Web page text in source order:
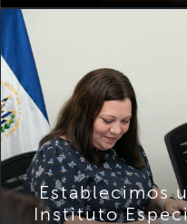
Establecimos
Instituto